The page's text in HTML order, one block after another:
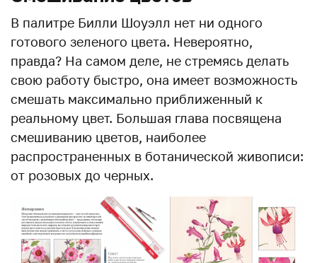
В палитре Билли Шоуэлл нет ни одного
готового зеленого цвета. Невероятно,
правда? На самом деле, не стремясь делать
свою работу быстро, она имеет возможность
смешать максимально приближенный к
реальному цвет. Большая глава посвящена
смешиванию цветов, наиболее
распространенных в ботанической живописи:
от розовых до черных.